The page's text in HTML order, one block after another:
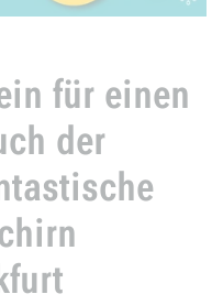
für einen
der